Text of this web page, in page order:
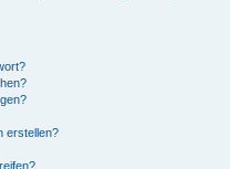
erstellen?